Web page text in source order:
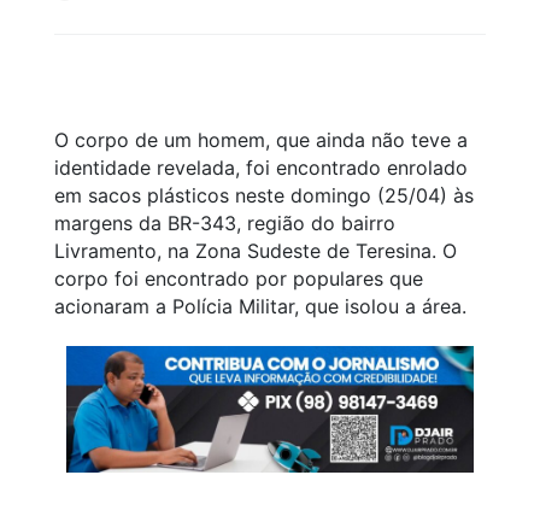
O corpo de um homem, que ainda não teve a
identidade revelada, foi encontrado enrolado
em sacos plásticos neste domingo (25/04) às
margens da BR-343, região do bairro
Livramento, na Zona Sudeste de Teresina. O
corpo foi encontrado por populares que
acionaram a Polícia Militar, que isolou a área.